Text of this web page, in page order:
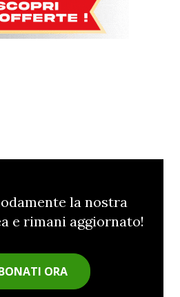
la nostra
e rimani aggiornato!
ORA